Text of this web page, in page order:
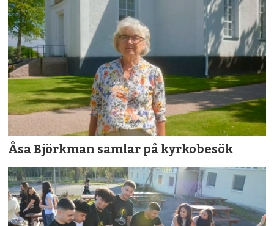
Åsa Björkman samlar på kyrkobesök